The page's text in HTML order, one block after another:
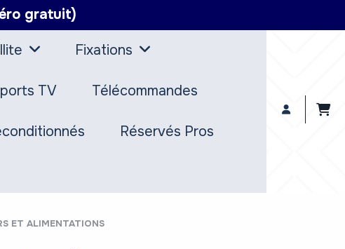
gratuit)
Fixations
TV Télécommandes
Réservés Pros
ET ALIMENTATIONS